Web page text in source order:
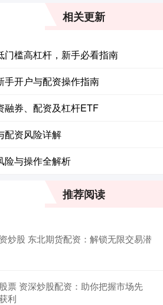
相关更新
门槛高杠杆，新手必看指南
手开户与配资操作指南
融券、配资及杠杆ETF
配资风险详解
险与操作全解析
推荐阅读
炒股 东北期货配资：解锁无限交易潜
票 资深炒股配资：助你把握市场先
利